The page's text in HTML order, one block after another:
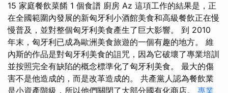
15 家庭餐飲菜餚 1 個食譜 廚房 Az 這項工作的結果是，正
在全國範圍內發展的新匈牙利小酒館美食和高級餐飲正在慢
慢普及，並對整個匈牙利美食產生了巨大影響。 到 2010
年末，匈牙利已成為歐洲美食旅遊的一個有趣的地方。 維
內斯的作品是對匈牙利美食的詛咒，因為它破壞了專業培訓
並按照完全有缺陷的概念標準化了匈牙利美食。 最大的傷
害不是他造成的，而是改革造成的。 共產黨人認為餐飲業
是小資產階級，所以他們關閉了大部分國有化商店。 專業